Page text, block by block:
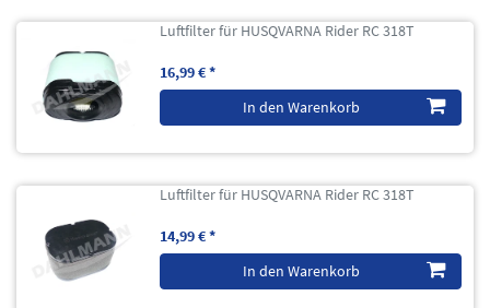
Luftfilter für HUSQVARNA Rider RC 318T
16,99 € *
In den Warenkorb
Luftfilter für HUSQVARNA Rider RC 318T
14,99 € *
In den Warenkorb